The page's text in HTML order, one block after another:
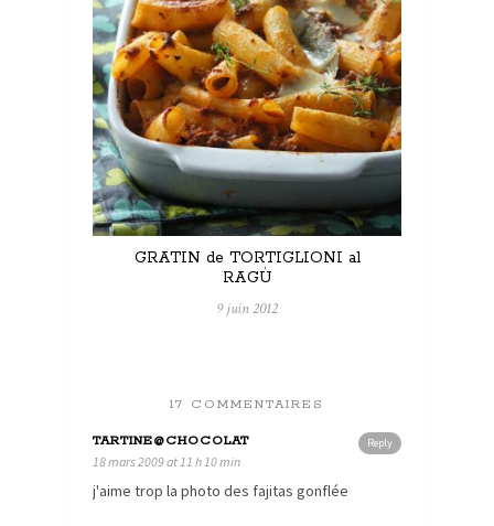
GRATIN de TORTIGLIONI al
RAGÙ
9 juin 2012
17 COMMENTAIRES
Reply
TARTINE@CHOCOLAT
18 mars 2009 at 11 h 10 min
j'aime trop la photo des fajitas gonflée